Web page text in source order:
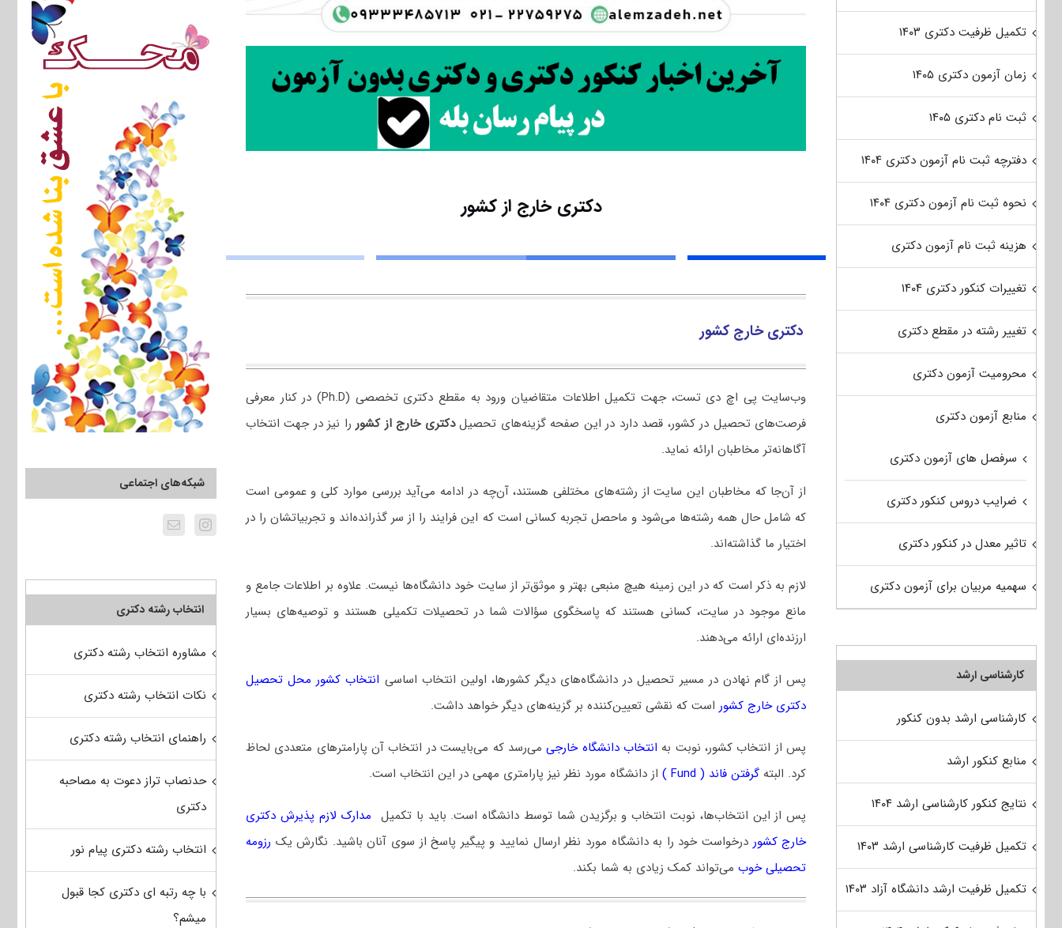
دکتری خارج از کشور
دکتری خارج کشور
وب‌سایت پی اچ دی تست، جهت تکمیل اطلاعات متقاضیان ورود به مقطع دکتری تخصصی (Ph.D) در کنار معرفی
فرصت‌های تحصیل در کشور، قصد دارد در این صفحه گزینه‌های تحصیلدکتری خارج از کشوررا نیز در جهت انتخاب
آگاهانه‌تر مخاطبان ارائه نماید.
از آن‌جا که مخاطبان این سایت از رشته‌های مختلفی هستند، آن‌چه در ادامه می‌آید بررسی موارد کلی و عمومی است
که شامل حال همه رشته‌ها می‌شود و ماحصل تجربه کسانی است که این فرایند را از سر گذرانده‌اند و تجربیاتشان را در
اختیار ما گذاشته‌اند.
لازم به ذکر است که در این زمینه هیچ منبعی بهتر و موثق‌تر از سایت خود دانشگاه‌ها نیست. علاوه بر اطلاعات جامع و
مانع موجود در سایت، کسانی هستند که پاسخگوی سؤالات شما در تحصیلات تکمیلی هستند و توصیه‌های بسیار
ارزنده‌ای ارائه می‌دهند.
پس از گام نهادن در مسیر تحصیل در دانشگاه‌های دیگر کشورها، اولین انتخاب اساسی انتخاب کشور محل تحصیل
دکتری خارج کشوراست که نقشی تعیین‌کننده بر گزینه‌های دیگر خواهد داشت.
پس از انتخاب کشور، نوبت به انتخاب دانشگاه خارجیمی‌رسد که می‌بایست در انتخاب آن پارامترهای متعددی لحاظ
کرد. البته گرفتن فاند ( Fund ) از دانشگاه مورد نظر نیز پارامتری مهمی در این انتخاب است.
پس از این انتخاب‌ها، نوبت انتخاب و برگزیدن شما توسط دانشگاه است. باید با تکمیل مدارک لازم پذیرش دکتری
خارج کشوردرخواست خود را به دانشگاه مورد نظر ارسال نمایید و پیگیر پاسخ از سوی آنان باشید. نگارش یک رزومه
تحصیلی خوب می‌تواند کمک زیادی به شما بکند.
شبکه‌های اجتماعی
انتخاب رشته دکتری
مشاوره انتخاب رشته دکتری
نکات انتخاب رشته دکتری
راهنمای انتخاب رشته دکتری
حدنصاب تراز دعوت به مصاحبه
دکتری
انتخاب رشته دکتری پیام نور
با چه رتبه ای دکتری کجا قبول
میشم؟
تکمیل ظرفیت دکتری ۱۴۰۳
زمان آزمون دکتری ۱۴۰۵
ثبت نام دکتری ۱۴۰۵
دفترچه ثبت نام آزمون دکتری ۱۴۰۴
نحوه ثبت نام آزمون دکتری ۱۴۰۴
هزینه ثبت نام آزمون دکتری
تغییرات کنکور دکتری ۱۴۰۴
تغییر رشته در مقطع دکتری
محرومیت آزمون دکتری
منابع آزمون دکتری
سرفصل های آزمون دکتری
ضرایب دروس کنکور دکتری
تاثیر معدل در کنکور دکتری
سهمیه مربیان برای آزمون دکتری
کارشناسی ارشد
کارشناسی ارشد بدون کنکور
منابع کنکور ارشد
نتایج کنکور کارشناسی ارشد ۱۴۰۴
تکمیل ظرفیت کارشناسی ارشد ۱۴۰۳
تکمیل ظرفیت ارشد دانشگاه آزاد ۱۴۰۳